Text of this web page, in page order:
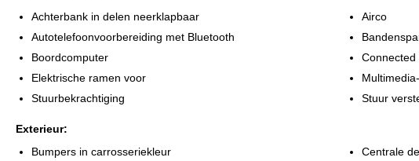
Om teleurstelling te voorkomen adviseren wij u om van te voren te informeren
Alle moeite is genomen om de informatie op deze internetsite zo accuraat en
Achterbank in delen neerklapbaar
Airco
Autotelefoonvoorbereiding met Bluetooth
Boordcomputer
Connected
Elektrische ramen voor
Stuurbekrachtiging
Stuur
Exterieur:
Bumpers in carrosseriekleur
Centrale